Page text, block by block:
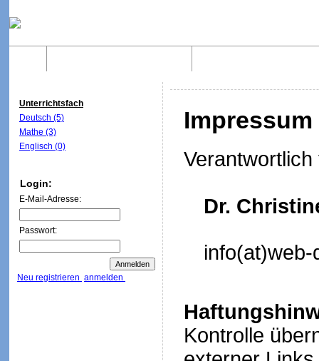
Unterrichtsfach
Deutsch (5)
Mathe (3)
Englisch (0)
Login:
E-Mail-Adresse:
Passwort:
Neu registrieren anmelden
Impressum
Dr.
Kontrolle